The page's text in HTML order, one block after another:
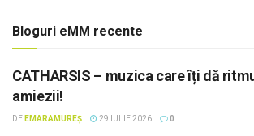
Bloguri eMM recente
CATHARSIS – muzica care îți dă
amiezii!
DE EMARAMUREȘ 29 IULIE 2026 0